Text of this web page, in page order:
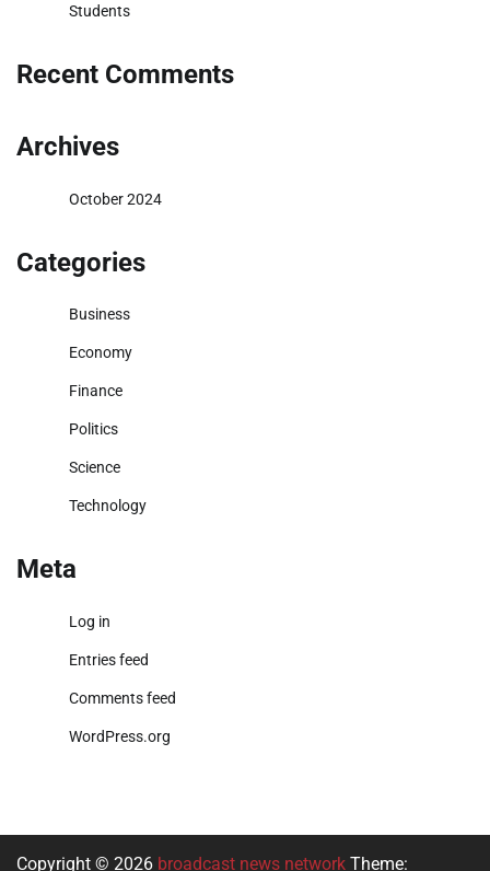
Students
Recent Comments
Archives
October 2024
Categories
Business
Economy
Finance
Politics
Science
Technology
Meta
Log in
Entries feed
Comments feed
WordPress.org
Copyright © 2026 broadcast news network Theme: